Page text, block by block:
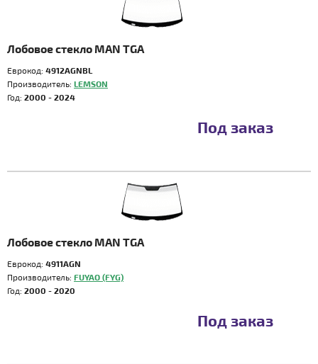
Лобовое стекло MAN TGA
Еврокод: 4912AGNBL
Производитель: LEMSON
Год: 2000 - 2024
Под заказ
Лобовое стекло MAN TGA
Еврокод: 4911AGN
Производитель: FUYAO (FYG)
Год: 2000 - 2020
Под заказ